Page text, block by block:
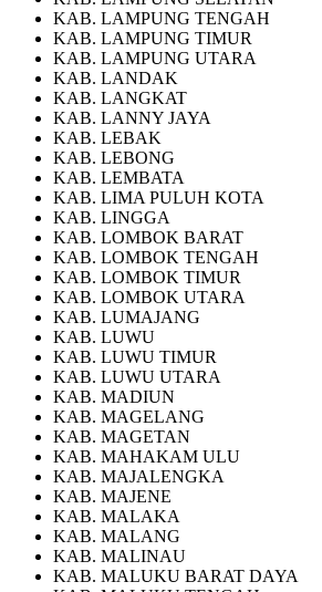
KAB. LAMPUNG TENGAH
KAB. LAMPUNG TIMUR
KAB. LAMPUNG UTARA
KAB. LANDAK
KAB. LANGKAT
KAB. LANNY JAYA
KAB. LEBAK
KAB. LEBONG
KAB. LEMBATA
KAB. LIMA PULUH KOTA
KAB. LINGGA
KAB. LOMBOK BARAT
KAB. LOMBOK TENGAH
KAB. LOMBOK TIMUR
KAB. LOMBOK UTARA
KAB. LUMAJANG
KAB. LUWU
KAB. LUWU TIMUR
KAB. LUWU UTARA
KAB. MADIUN
KAB. MAGELANG
KAB. MAGETAN
KAB. MAHAKAM ULU
KAB. MAJALENGKA
KAB. MAJENE
KAB. MALAKA
KAB. MALANG
KAB. MALINAU
KAB. MALUKU BARAT DAYA